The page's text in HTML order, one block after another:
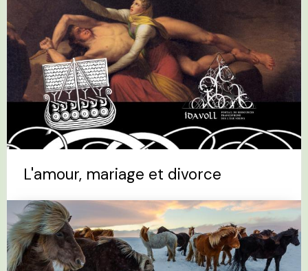
L'amour, mariage et divorce